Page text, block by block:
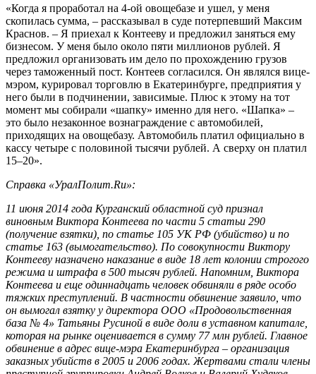
«Когда я проработал на 4-ой овощебазе и ушел, у меня
скопилась сумма, – рассказывал в суде потерпевший Максим
Краснов. – Я приехал к Контееву и предложил заняться ему
бизнесом. У меня было около пяти миллионов рублей. Я
предложил организовать им дело по прохождению грузов
через таможенный пост. Контеев согласился. Он являлся вице-
мэром, курировал торговлю в Екатеринбурге, предприятия у
него были в подчинении, зависимые. Плюс к этому на тот
момент мы собирали «шапку» именно для него. «Шапка» –
это было незаконное вознаграждение с автомобилей,
приходящих на овощебазу. Автомобиль платил официально в
кассу четыре с половиной тысячи рублей. А сверху он платил
15–20».
Справка «УралПолит.Ru»:
11 июня 2014 года Курганский областной суд признал
виновным Виктора Контеева по части 5 статьи 290
(получение взятки), по статье 105 УК РФ (убийство) и по
статье 163 (вымогательство). По совокупности Виктору
Контееву назначено наказание в виде 18 лет колонии строгого
режима и штрафа в 500 тысяч рублей. Напомним, Виктора
Контеева и еще одиннадцать человек обвиняли в ряде особо
тяжких преступлений. В частности обвинение заявило, что
он вымогал взятку у директора ООО «Продовольственная
база № 4» Татьяны Русиной в виде доли в уставном капитале,
которая на рынке оценивается в сумму 77 млн рублей. Главное
обвинение в адрес вице-мэра Екатеринбурга – организация
заказных убийств в 2005 и 2006 годах. Жертвами стали члены